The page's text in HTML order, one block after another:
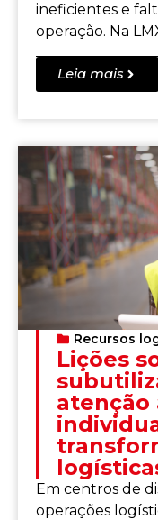
ineficientes e
operação. Na
Leia mais
Recursos
Lições
atenção
Em centros de
operações